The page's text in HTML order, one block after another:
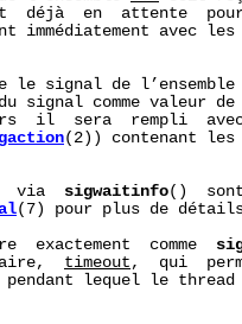
déjà  en  attente
immédiatement avec
signal de l’ensemble
signal comme valeur
il  sera  rempli
(2)) contenant les
via
sigwaitinfo()
(7) pour plus de
exactement  comme
timeout ,  qui
lequel le